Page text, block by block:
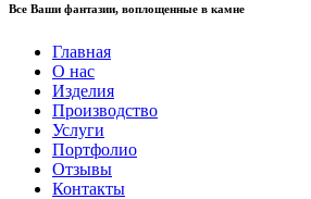
Все Ваши фантазии, воплощенные в камне
Главная
О нас
Изделия
Производство
Услуги
Портфолио
Отзывы
Контакты